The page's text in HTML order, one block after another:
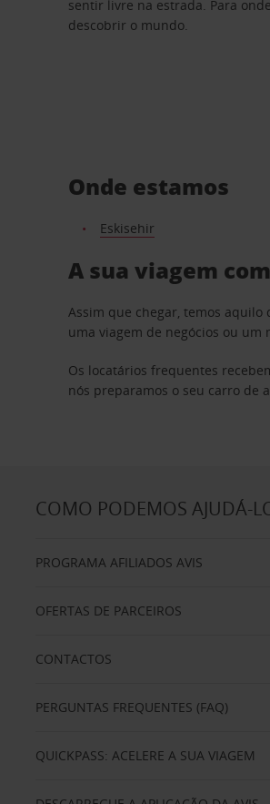
sentir livre na estrada. Para
descobrir o mundo.
Onde estamos
Eskisehir
A sua viagem
Assim que chegar, temos
uma viagem de negócios ou um
Os locatários frequentes
nós preparamos o seu carro de
COMO PODEMOS AJUDÁ-
PROGRAMA AFILIADOS AVIS
OFERTAS DE PARCEIROS
CONTACTOS
PERGUNTAS FREQUENTES (FAQ)
QUICKPASS: ACELERE A SUA VIAGEM